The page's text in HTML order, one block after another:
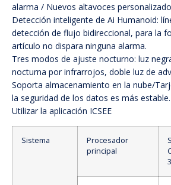
alarma / Nuevos altavoces
Detección inteligente de Ai Humanoid:
detección de flujo bidireccional, para la
artículo no dispara ninguna alarma.
Tres modos de ajuste nocturno: luz
nocturna por infrarrojos, doble luz de
Soporta almacenamiento en la nube/
la seguridad de los datos es más estable.
Utilizar la aplicación ICSEE
Sistema
Procesador
principal